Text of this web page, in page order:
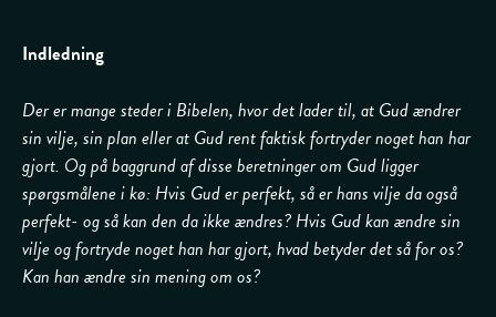
Indledning
Der er mange steder i Bibelen, hvor det lader til, at Gud ændrer
sin vilje, sin plan eller at Gud rent faktisk fortryder noget han har
gjort. Og på baggrund af disse beretninger om Gud ligger
spørgsmålene i kø: Hvis Gud er perfekt, så er hans vilje da også
perfekt- og så kan den da ikke ændres? Hvis Gud kan ændre sin
vilje og fortryde noget han har gjort, hvad betyder det så for os?
Kan han ændre sin mening om os?